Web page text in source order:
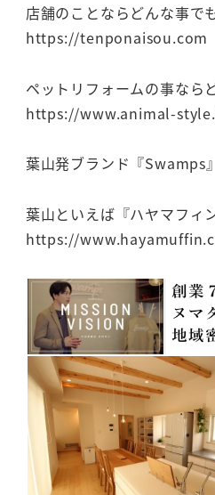
店舗のことならどんな事で
https://tenponaisou.com
ペットリフォームの事なら
https://www.animal-
葉山発ブランド『
葉山といえば『ハヤマフィ
https://